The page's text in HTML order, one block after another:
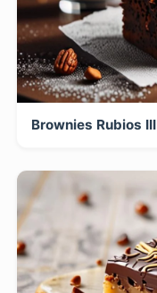
Brownies Rubios III